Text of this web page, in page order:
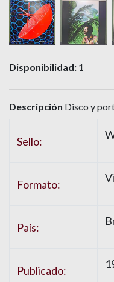
Disponibilidad: 1
Descripción Disco y
Sello:
Formato:
País:
Publicado: